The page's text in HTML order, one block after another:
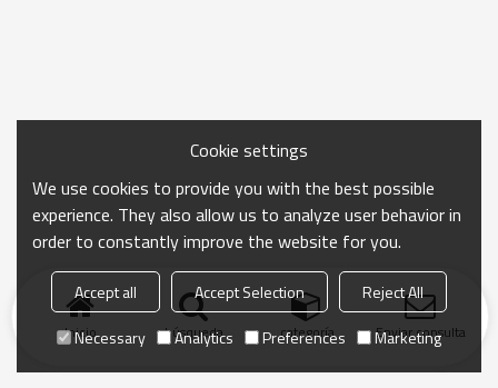
Inicio búsqueda categoría Enviar consulta
Cookie settings
We use cookies to provide you with the best possible
experience. They also allow us to analyze user behavior in
order to constantly improve the website for you.
Accept all Accept Selection
Reject All
Necessary
Analytics Preferences Marketing